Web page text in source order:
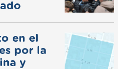
en el
por la
y